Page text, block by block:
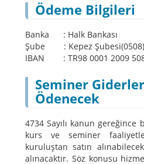
Ödeme Bilgileri
Banka : Halk Bankası
Şube : Kepez Şubesi(0508)
IBAN : TR98 0001 2009
Seminer
Ödenecek
4734 Sayılı kanun gereğince
kurs ve seminer
kuruluştan satın
alınacaktır. Söz konusu